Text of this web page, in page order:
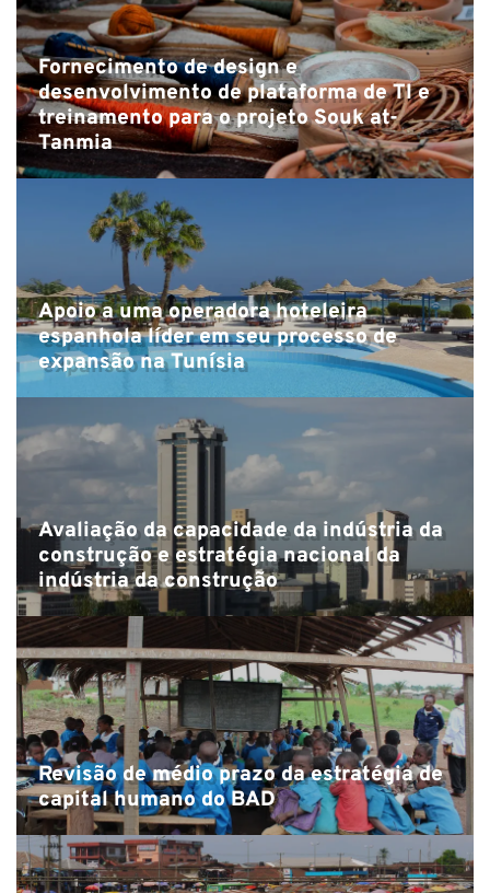
Fornecimento de design e
desenvolvimento de plataforma de TI e
treinamento para o projeto Souk at-
Tanmia
Apoio a uma operadora hoteleira
espanhola líder em seu processo de
expansão na Tunísia
Avaliação da capacidade da indústria da
construção e estratégia nacional da
indústria da construção
Revisão de médio prazo da estratégia de
capital humano do BAD